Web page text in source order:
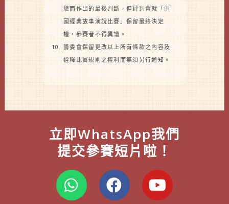
驗而作出的最後判斷，但評判會就「中
國經典故事演說比賽」保留最終決定
權，參賽者不得異議。
籌委會保留更改以上所有條款之內容及
詮釋比賽規則之權利而無須另行通知。
立即WhatsApp我們
提交參賽短片啦！
W
h
F
a
Y
o